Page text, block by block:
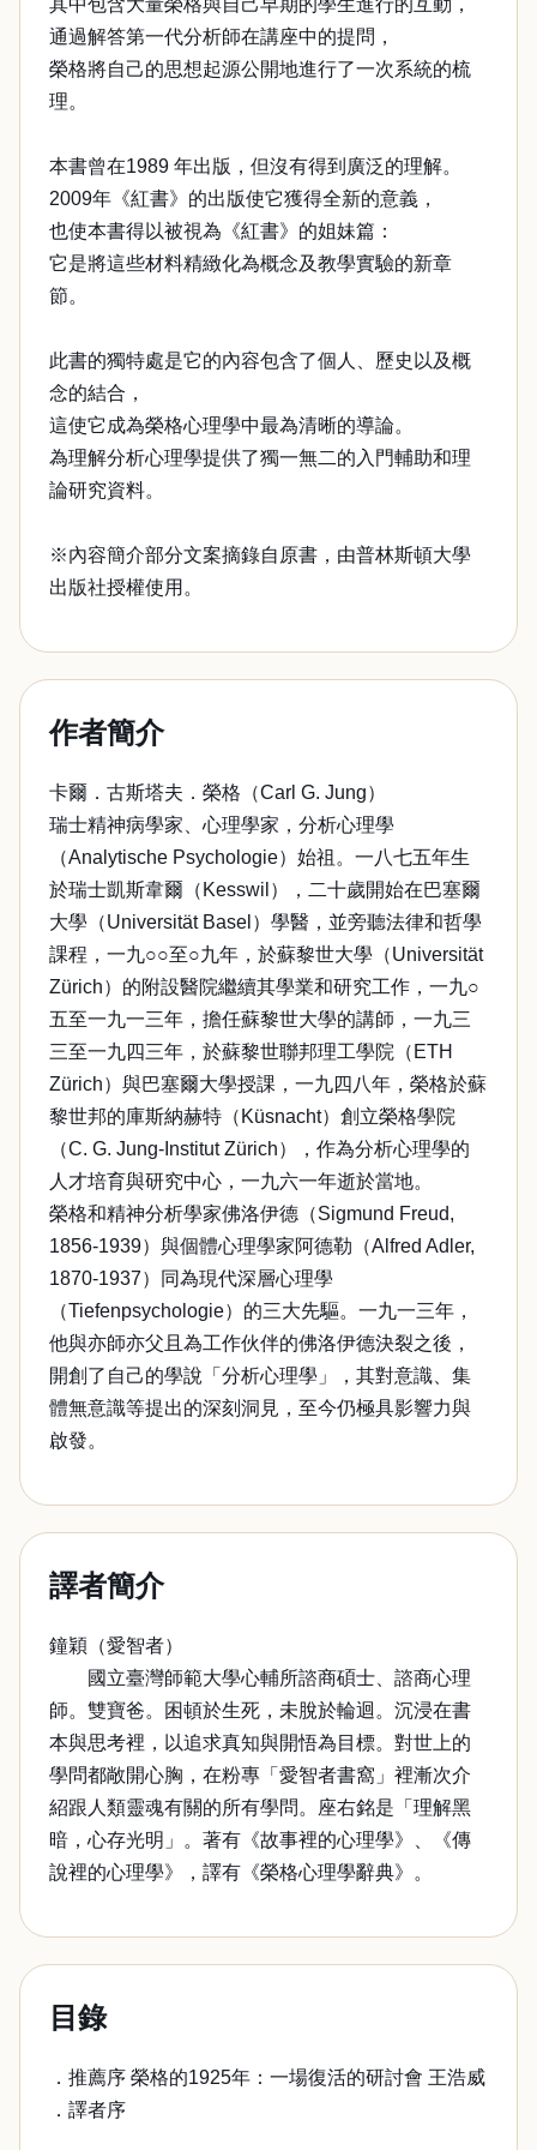
其中包含大量榮格與自己早期的學生進行的互動，
通過解答第一代分析師在講座中的提問，
榮格將自己的思想起源公開地進行了一次系統的梳
理。
本書曾在1989 年出版，但沒有得到廣泛的理解。
2009年《紅書》的出版使它獲得全新的意義，
也使本書得以被視為《紅書》的姐妹篇：
它是將這些材料精緻化為概念及教學實驗的新章
節。
此書的獨特處是它的內容包含了個人、歷史以及概
念的結合，
這使它成為榮格心理學中最為清晰的導論。
為理解分析心理學提供了獨一無二的入門輔助和理
論研究資料。
※內容簡介部分文案摘錄自原書，由普林斯頓大學
出版社授權使用。
作者簡介
卡爾．古斯塔夫．榮格（Carl G. Jung）
瑞士精神病學家、心理學家，分析心理學
（Analytische Psychologie）始祖。一八七五年生
於瑞士凱斯韋爾（Kesswil），二十歲開始在巴塞爾
大學（Universität Basel）學醫，並旁聽法律和哲學
課程，一九○○至○九年，於蘇黎世大學（Universität
Zürich）的附設醫院繼續其學業和研究工作，一九○
五至一九一三年，擔任蘇黎世大學的講師，一九三
三至一九四三年，於蘇黎世聯邦理工學院（ETH
Zürich）與巴塞爾大學授課，一九四八年，榮格於蘇
黎世邦的庫斯納赫特（Küsnacht）創立榮格學院
（C. G. Jung-Institut Zürich），作為分析心理學的
人才培育與研究中心，一九六一年逝於當地。
榮格和精神分析學家佛洛伊德（Sigmund Freud,
1856-1939）與個體心理學家阿德勒（Alfred Adler,
1870-1937）同為現代深層心理學
（Tiefenpsychologie）的三大先驅。一九一三年，
他與亦師亦父且為工作伙伴的佛洛伊德決裂之後，
開創了自己的學說「分析心理學」，其對意識、集
體無意識等提出的深刻洞見，至今仍極具影響力與
啟發。
譯者簡介
鐘穎（愛智者）
國立臺灣師範大學心輔所諮商碩士、諮商心理
師。雙寶爸。困頓於生死，未脫於輪迴。沉浸在書
本與思考裡，以追求真知與開悟為目標。對世上的
學問都敞開心胸，在粉專「愛智者書窩」裡漸次介
紹跟人類靈魂有關的所有學問。座右銘是「理解黑
暗，心存光明」。著有《故事裡的心理學》、《傳
說裡的心理學》，譯有《榮格心理學辭典》。
目錄
．推薦序 榮格的1925年：一場復活的研討會 王浩威
．譯者序